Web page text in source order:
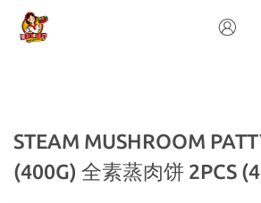
STEAM MUSHROOM
(400G) 全素蒸肉饼 2PCS